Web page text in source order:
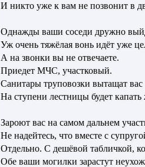
И никто уже к вам не позвонит в
Однажды ваши соседи дружно
Уж очень тяжёлая вонь идёт уже
А на звонки вы не отвечаете.
Приедет МЧС, участковый.
Санитары труповозки вытащат
На ступени лестницы будет
Зароют вас на самом дальнем
Не надейтесь, что вместе с
Отдельно. С дешёвой табличкой,
Обе ваши могилки зарастут